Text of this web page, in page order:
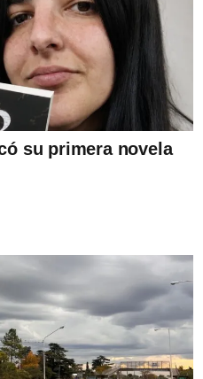
su primera novela